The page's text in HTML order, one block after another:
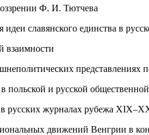
Ф. И. Тютчева
славянского единства в
взаимности
польской и русской
русских журналах рубежа
движений Венгрии в